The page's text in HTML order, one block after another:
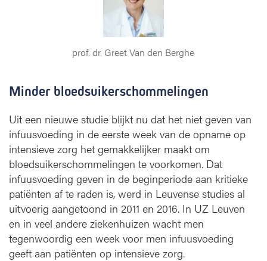
o
r
l
e
prof. dr. Greet Van den Berghe
Minder bloedsuikerschommelingen
Uit een nieuwe studie blijkt nu dat het niet geven van
infuusvoeding in de eerste week van de opname op
intensieve zorg het gemakkelijker maakt om
bloedsuikerschommelingen te voorkomen. Dat
infuusvoeding geven in de beginperiode aan kritieke
patiënten af te raden is, werd in Leuvense studies al
uitvoerig aangetoond in 2011 en 2016. In UZ Leuven
en in veel andere ziekenhuizen wacht men
tegenwoordig een week voor men infuusvoeding
geeft aan patiënten op intensieve zorg.